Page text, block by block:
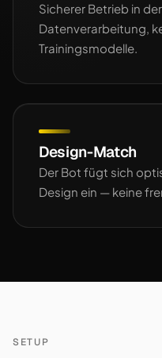
Sicherer Betrieb in
Datenverarbeitung,
Trainingsmodelle.
Design-Match
Der Bot fügt sich
Design ein — keine
SETUP